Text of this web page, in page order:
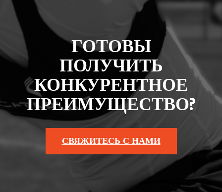
ГОТОВЫ
ПОЛУЧИТЬ
КОНКУРЕНТНОЕ
ПРЕИМУЩЕСТВО?
СВЯЖИТЕСЬ С НАМИ